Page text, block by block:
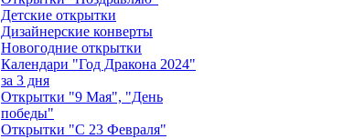
Детские открытки
Дизайнерские конверты
Новогодние открытки
Календари "Год Дракона 2024"
за 3 дня
Открытки "9 Мая", "День
победы"
Открытки "С 23 Февраля"